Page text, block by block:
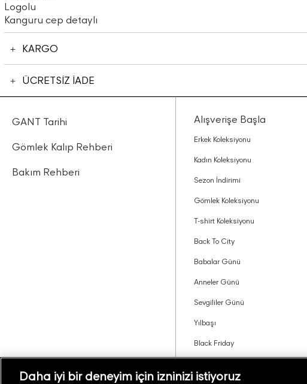
Logolu
Kanguru cep detaylı
KARGO
ÜCRETSİZ İADE
GANT Tarihi
Gömlek Kalıp Rehberi
Bakım Rehberi
Alışverişe Başla
Erkek Koleksiyonu
Kadın Koleksiyonu
Sezon İndirimi
Gömlek Koleksiyonu
T-shirt Koleksiyonu
Back To City
Babalar Günü
Anneler Günü
Sevgililer Günü
Yılbaşı
Black Friday
Daha iyi bir deneyim için izninizi istiyoruz